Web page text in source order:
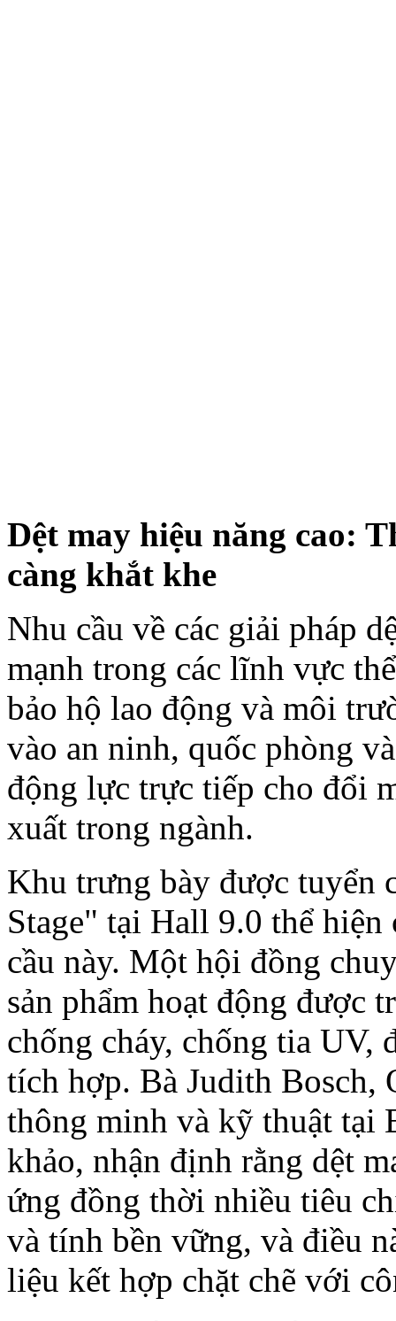
Dệt may hiệu năng cao:
càng khắt khe
Nhu cầu về các giải pháp
mạnh trong các lĩnh vực
bảo hộ lao động và môi
vào an ninh, quốc phòng
động lực trực tiếp cho đổi
xuất trong ngành.
Khu trưng bày được tuyển
Stage" tại Hall 9.0 thể hiện
cầu này. Một hội đồng
sản phẩm hoạt động được
chống cháy, chống tia UV,
tích hợp. Bà Judith Bosch,
thông minh và kỹ thuật tại
khảo, nhận định rằng dệt
ứng đồng thời nhiều tiêu
và tính bền vững, và điều
liệu kết hợp chặt chẽ với